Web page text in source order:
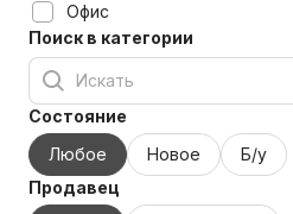
Офис
Поиск в категории
Состояние
Любое
Новое
Б/у
Продавец